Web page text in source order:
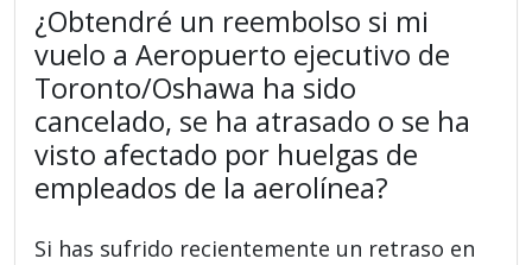
¿Obtendré un reembolso si mi
vuelo a Aeropuerto ejecutivo de
Toronto/Oshawa ha sido
cancelado, se ha atrasado o se ha
visto afectado por huelgas de
empleados de la aerolínea?
Si has sufrido recientemente un retraso en